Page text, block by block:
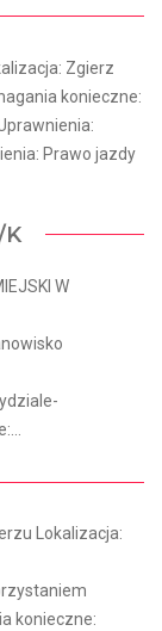
Zgierz
konieczne:
Prawo jazdy
K
W
Lokalizacja:
konieczne: